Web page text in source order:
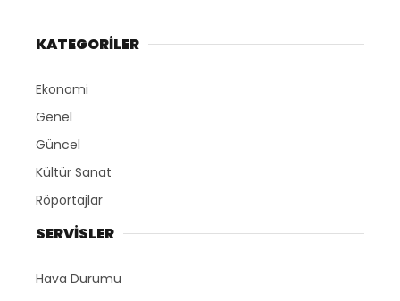
KATEGORİLER
Ekonomi
Genel
Güncel
Kültür Sanat
Röportajlar
SERVİSLER
Hava Durumu